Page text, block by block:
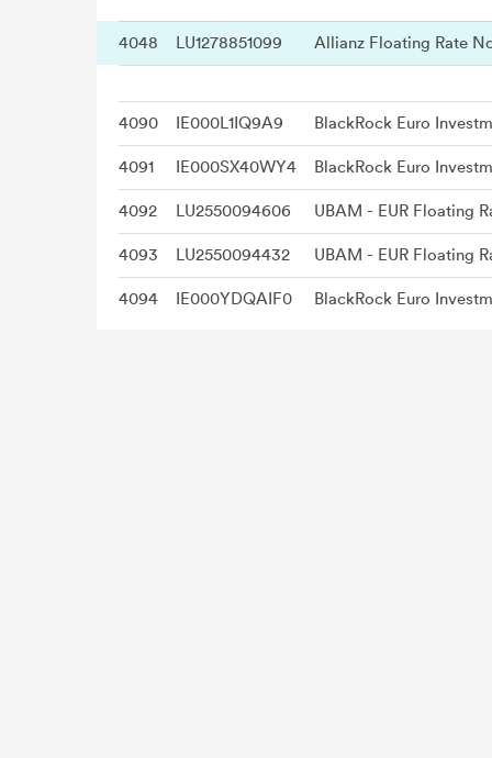
4048 LU1278851099 Allianz Floating Rate
4090 IE000L1IQ9A9
4091 IE000SX40WY4
4092 LU2550094606 UBAM - EUR Floating
4093 LU2550094432 UBAM - EUR Floating
4094 IE000YDQAIF0